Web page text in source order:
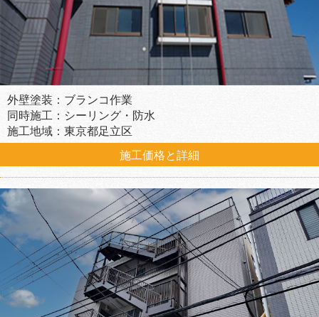
外壁塗装：ブランコ作業
同時施工：シーリング・防水
施工地域：東京都足立区
施工価格と詳細